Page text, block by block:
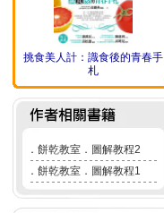
挑食美人計：識食後的青春手
札
． 餅乾教室．圖解教程2
． 餅乾教室．圖解教程1